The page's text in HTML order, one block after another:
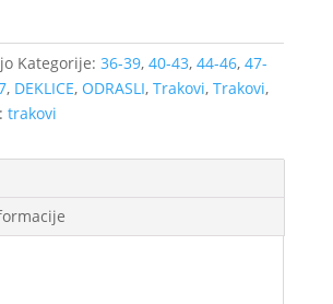
Kategorije: 36-39, 40-43, 44-46, 47-
, DEKLICE, ODRASLI, Trakovi, Trakovi,
trakovi